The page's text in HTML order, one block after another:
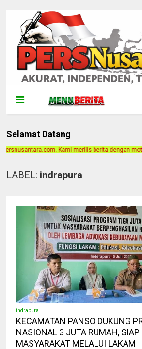
Selamat Datang
merilis berita dengan motto Akurat,
LABEL: indrapura
indrapura
KECAMATAN PANSO DUKUNG
NASIONAL 3 JUTA RUMAH, SIAP
MASYARAKAT MELALUI LAKAM